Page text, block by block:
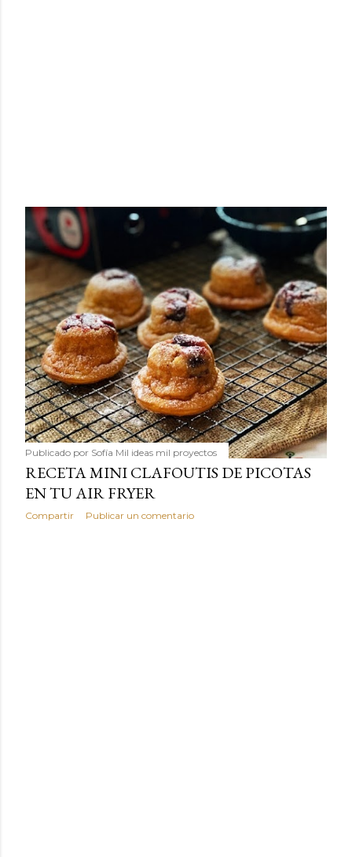
Publicado por Sofía Mil ideas mil proyectos
RECETA MINI CLAFOUTIS DE PICOTAS
EN TU AIR FRYER
Compartir Publicar un comentario